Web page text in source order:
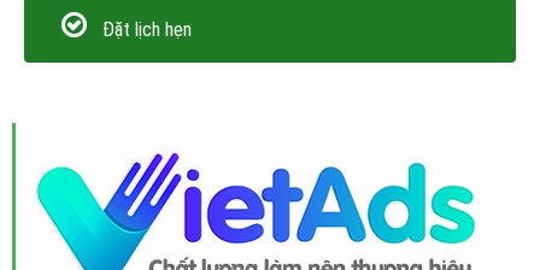
Đặt lịch hẹn